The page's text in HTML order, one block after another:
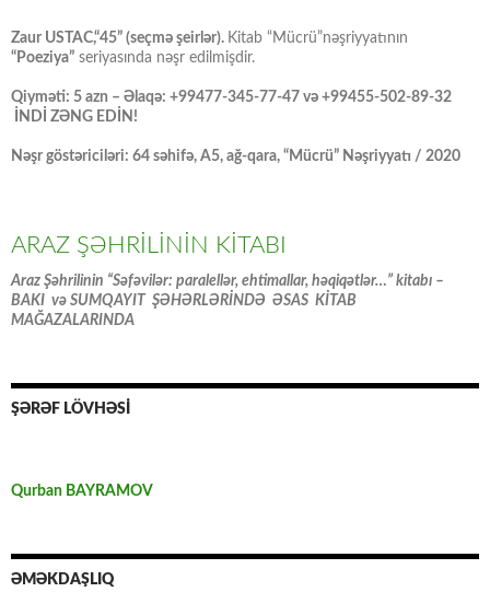
Zaur USTAC,“45” (seçmə şeirlər). Kitab “Mücrü”nəşriyyatının
“Poeziya” seriyasında nəşr edilmişdir.
Qiyməti: 5 azn – Əlaqə: +99477-345-77-47 və +99455-502-89-32
İNDİ ZƏNG EDİN!
Nəşr göstəriciləri: 64 səhifə, A5, ağ-qara, “Mücrü” Nəşriyyatı / 2020
ARAZ ŞƏHRİLİNİN KİTABI
Araz Şəhrilinin “Səfəvilər: paralellər, ehtimallar, həqiqətlər…” kitabı –
BAKI və SUMQAYIT ŞƏHƏRLƏRİNDƏ ƏSAS KİTAB
MAĞAZALARINDA
ŞƏRƏF LÖVHƏSİ
Qurban BAYRAMOV
ƏMƏKDAŞLIQ